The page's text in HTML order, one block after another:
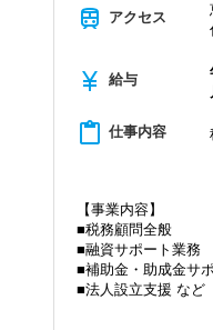
▽ステップ3(4ヶ月
一通りの業務を覚
ス責任者からのチ
当社ならではの「
することができるよ
インターン終了後は
【各種社会保険完備
社会保険等の一般的
【渋谷の事務所はこ
2021年6月にオープ
新宿オフィスの精
都心部ということ
20代が中心となっ
【ご紹介が多い安定
私達は「税務のプロ
お客様から「こうし
train アクセス
currency_yen 給与
content_paste 仕事内容
【事業内容】
■税務顧問全般
■融資サポート業務
■補助金・助成金サ
■法人設立支援 など